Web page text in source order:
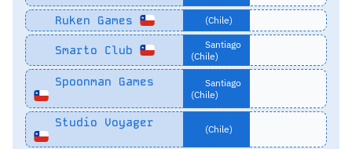
Ruken Games (Chile)
Smarto Club
Santiago
(Chile)
Spoonman Games
Santiago
(Chile)
Studio Voyager (Chile)